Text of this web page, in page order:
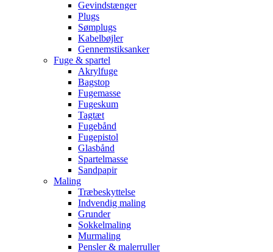
Gevindstænger
Plugs
Sømplugs
Kabelbøjler
Gennemstiksanker
Fuge & spartel
Akrylfuge
Bagstop
Fugemasse
Fugeskum
Tagtæt
Fugebånd
Fugepistol
Glasbånd
Spartelmasse
Sandpapir
Maling
Træbeskyttelse
Indvendig maling
Grunder
Sokkelmaling
Murmaling
Pensler & malerruller